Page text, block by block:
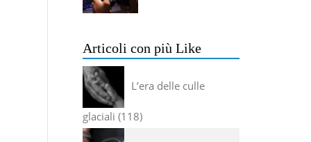
Articoli con più Like
L’era delle culle
glaciali 118